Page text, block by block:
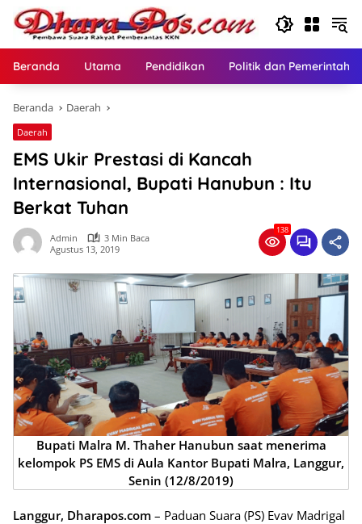
Langsung
konten
Beranda Utama Pendidikan Politik dan
Beranda Daerah
Daerah
EMS Ukir Prestasi di Kancah
Internasional, Bupati Hanubun : Itu
Berkat Tuhan
Admin
3 Min Baca
Agustus 13, 2019
138
Bupati Malra M. Thaher Hanubun saat menerima
kelompok PS EMS di Aula Kantor Bupati Malra, Langgur,
Senin (12/8/2019)
Langgur, Dharapos.com – Paduan Suara (PS) Evav Madrigal